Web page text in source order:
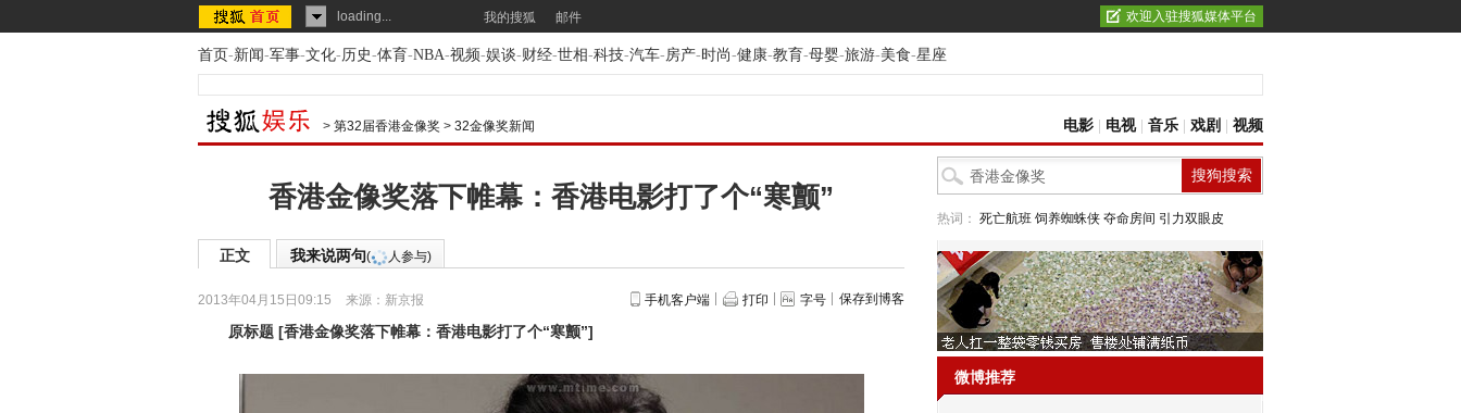
loading... 我的搜狐 邮件 欢迎入驻搜狐媒体平台
首页-新闻-军事-文化-历史-体育-NBA-视频-娱谈-财经-世相-科技-汽车-房产-时尚-健康-教育-母婴-旅游-美食-星座
> 第32届香港金像奖 > 32金像奖新闻 电影 电视| 音乐 戏剧 视频
香港金像奖落下帷幕：香港电影打了个“寒颤”
正文 我来说两句( 人参与)
2013年04月15日09:15 来源： 新京报 手机客户端 打印 字号 保存到博客
原标题 [香港金像奖落下帷幕：香港电影打了个“寒颤”]
热词： 死亡航班 饲养蜘蛛侠 夺命房间 引力双眼皮
微博推荐